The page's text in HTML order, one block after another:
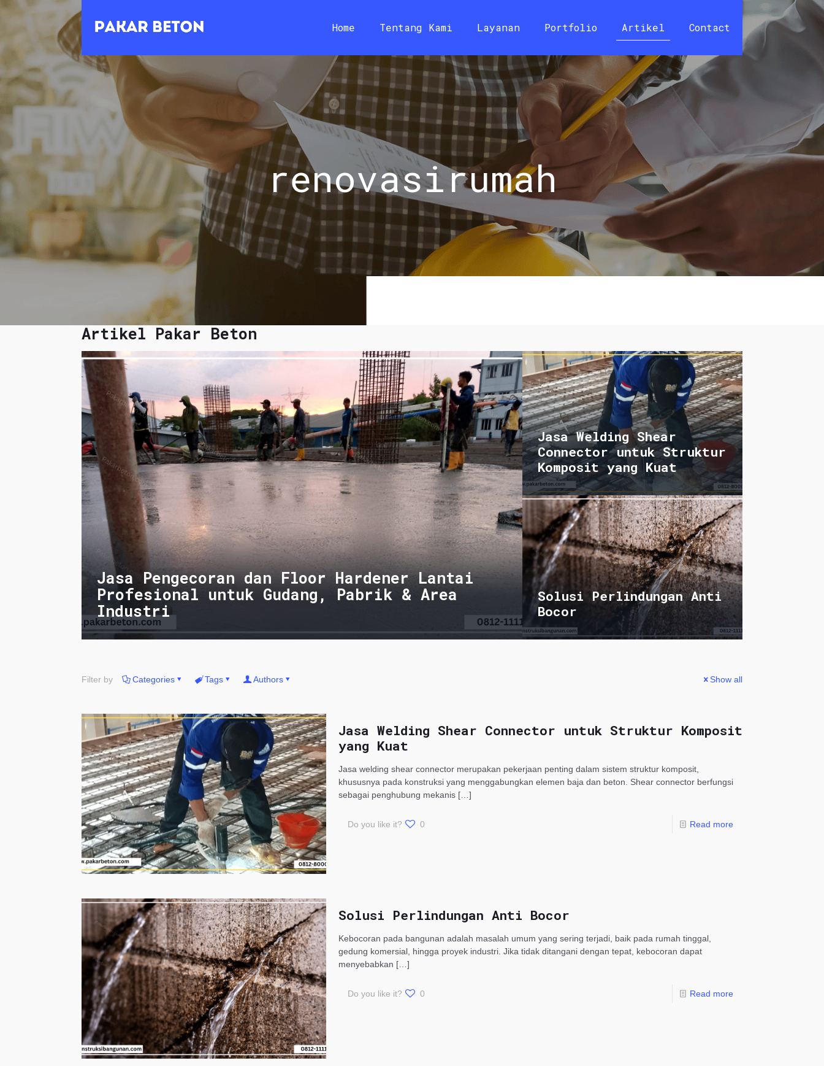
Home Tentang Kami Layanan Portfolio Artikel Contact
renovasirumah
Artikel Pakar Beton
Jasa Pengecoran dan Floor Hardener Lantai
Profesional untuk Gudang, Pabrik & Area
Industri
Jasa Welding Shear
Connector untuk Struktur
Komposit yang Kuat
Solusi Perlindungan Anti
Bocor
Filter by Categories Tags Authors Show all
Jasa Welding Shear Connector untuk Struktur Komposit
yang Kuat
Jasa welding shear connector merupakan pekerjaan penting dalam sistem struktur komposit,
khususnya pada konstruksi yang menggabungkan elemen baja dan beton. Shear connector berfungsi
sebagai penghubung mekanis[…]
Do you like it? 0 Read more
Solusi Perlindungan Anti Bocor
Kebocoran pada bangunan adalah masalah umum yang sering terjadi, baik pada rumah tinggal,
gedung komersial, hingga proyek industri. Jika tidak ditangani dengan tepat, kebocoran dapat
menyebabkan […]
Do you like it? 0 Read more